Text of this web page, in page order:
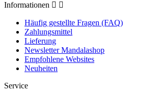
Informationen  
Häufig gestellte Fragen (FAQ)
Zahlungsmittel
Lieferung
Newsletter Mandalashop
Empfohlene Websites
Neuheiten
Service